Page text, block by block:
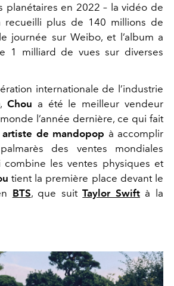
planétaires en 2022 – la vidéo de
recueilli plus de 140 millions de
journée sur Weibo, et l’album a
1 milliard de vues sur diverses
internationale de l’industrie
Chou a été le meilleur vendeur
l’année dernière, ce qui fait
de mandopop à accomplir
des ventes mondiales
combine les ventes physiques et
tient la première place devant le
BTS, que suitTaylor Swiftà la